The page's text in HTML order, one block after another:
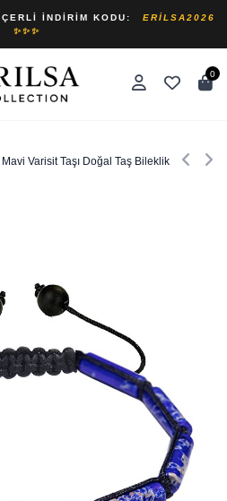
İNDIRIM KODU:
ERILSA2026
✨✨✨
0
Mavi Varisit Taşı Doğal Taş Bileklik